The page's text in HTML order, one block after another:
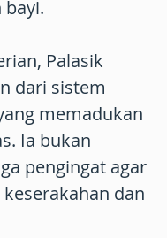
Palasik
dari sistem
memadukan
Ia bukan
pengingat agar
dan